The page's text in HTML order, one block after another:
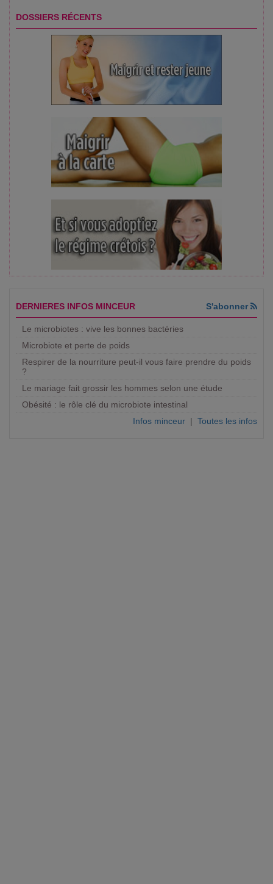
DOSSIERS RÉCENTS
DERNIERES INFOS MINCEUR S'abonner
Le microbiotes : vive les bonnes bactéries
Microbiote et perte de poids
Respirer de la nourriture peut-il vous faire prendre du poids
?
Le mariage fait grossir les hommes selon une étude
Obésité : le rôle clé du microbiote intestinal
Infos minceur | Toutes les infos